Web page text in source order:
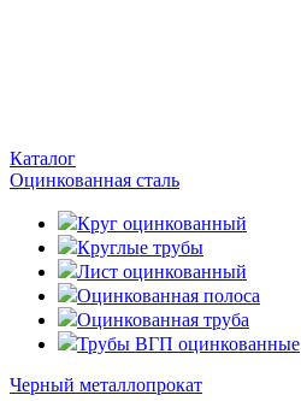
Каталог
Оцинкованная сталь
Круг оцинкованный
Круглые трубы
Лист оцинкованный
Оцинкованная полоса
Оцинкованная труба
Трубы ВГП оцинкованные
Черный металлопрокат